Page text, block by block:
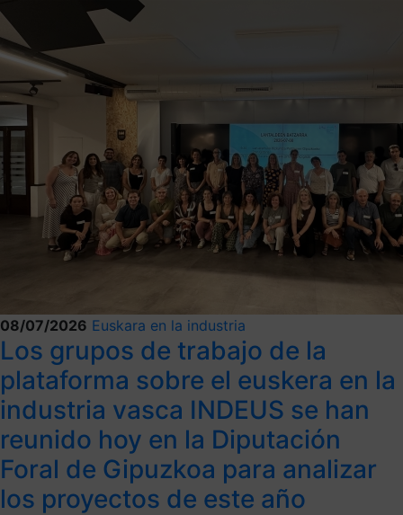
08/07/2026 Euskara en la industria
Los grupos de trabajo de la
plataforma sobre el euskera en la
industria vasca INDEUS se han
reunido hoy en la Diputación
Foral de Gipuzkoa para analizar
los proyectos de este año